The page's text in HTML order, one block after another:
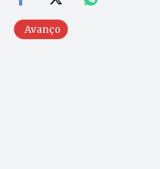
Avanço